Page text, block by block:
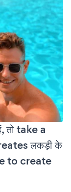
तो take a
लकड़ी के
to create